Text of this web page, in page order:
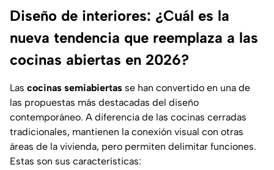
Diseño de interiores: ¿Cuál es la
nueva tendencia que reemplaza a las
cocinas abiertas en 2026?
Las cocinas semiabiertas se han convertido en una de
las propuestas más destacadas del diseño
contemporáneo. A diferencia de las cocinas cerradas
tradicionales, mantienen la conexión visual con otras
áreas de la vivienda, pero permiten delimitar funciones.
Estas son sus características: